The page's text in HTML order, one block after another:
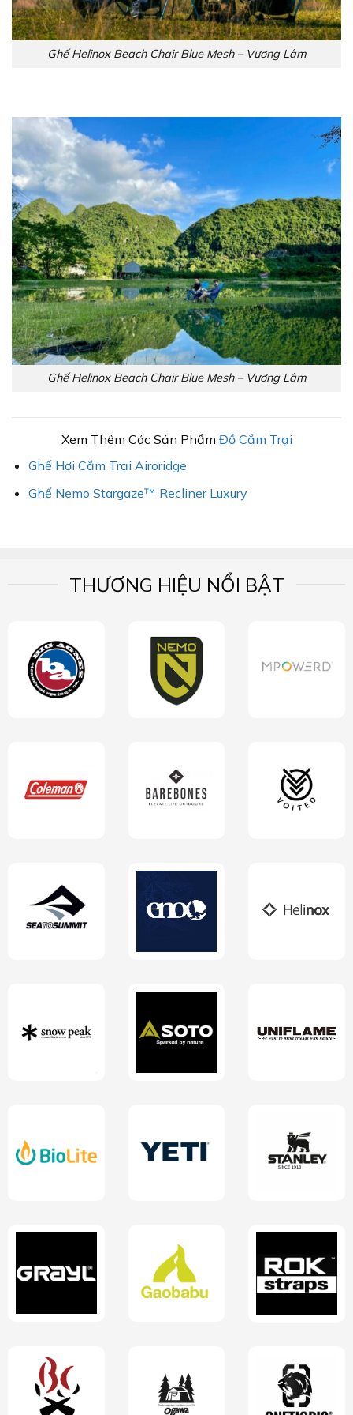
Ghế Helinox Beach Chair Blue Mesh – Vương Lâm
Ghế Helinox Beach Chair Blue Mesh – Vương Lâm
Xem Thêm Các Sản Phẩm Đồ Cắm Trại
Ghế Hơi Cắm Trại Airoridge
Ghế Nemo Stargaze™ Recliner Luxury
THƯƠNG HIỆU NỔI BẬT